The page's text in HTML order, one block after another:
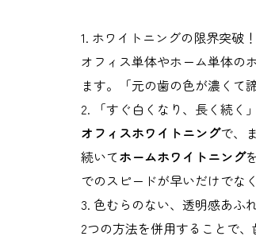
1. ホワイトニングの限界突破
オフィス単体やホーム単体の
ます。「元の歯の色が濃くて
2. 「すぐ白くなり、長く続く
オフィスホワイトニングで、
続いてホームホワイトニング
でのスピードが早いだけでな
3. 色むらのない、透明感あふ
2つの方法を併用することで